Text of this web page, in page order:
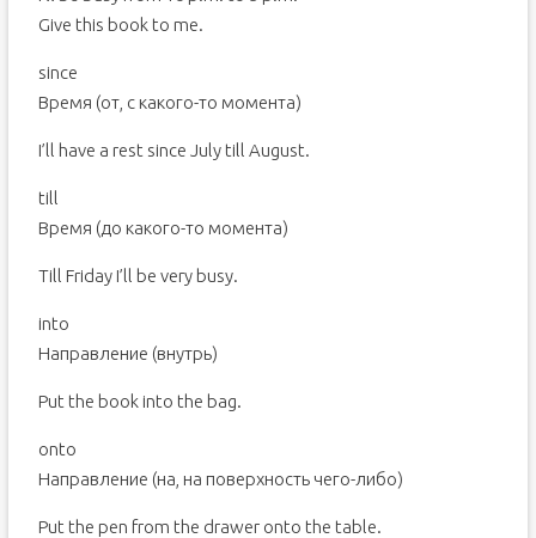
Give this book to me.
since
Время (от, с какого-то момента)
I’ll have a rest since July till August.
till
Время (до какого-то момента)
Till Friday I’ll be very busy.
into
Направление (внутрь)
Put the book into the bag.
onto
Направление (на, на поверхность чего-либо)
Put the pen from the drawer onto the table.